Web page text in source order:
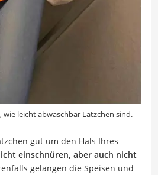
leicht abwaschbar Lätzchen sind.
gut um den Hals Ihres
einschnüren, aber auch nicht
gelangen die Speisen und